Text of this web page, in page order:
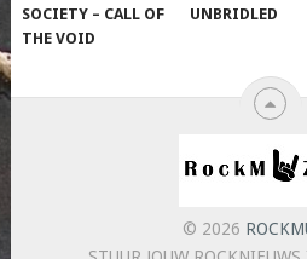
SOCIETY – CALL OF
THE VOID
UNBRIDLED
© 2026